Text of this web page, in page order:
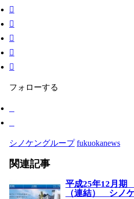
フォローする
シノケングループ fukuokanews
関連記事
平成25年12月期
（連結） シノ